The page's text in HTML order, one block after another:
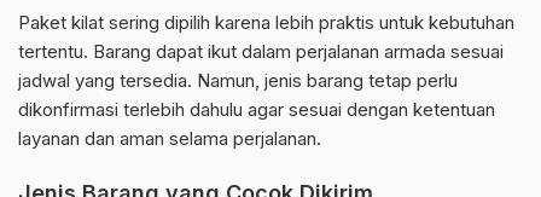
Paket kilat sering dipilih karena lebih praktis untuk kebutuhan
tertentu. Barang dapat ikut dalam perjalanan armada sesuai
jadwal yang tersedia. Namun, jenis barang tetap perlu
dikonfirmasi terlebih dahulu agar sesuai dengan ketentuan
layanan dan aman selama perjalanan.